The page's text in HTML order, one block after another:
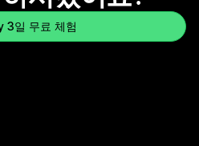
3일 무료 체험